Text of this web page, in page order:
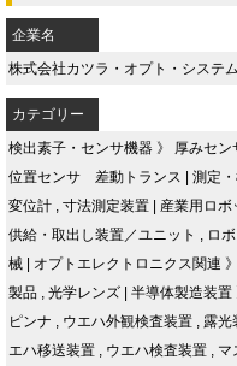
企業名
株式会社カツラ・オプト・システ
カテゴリー
検出素子・センサ機器 》 厚みセン
位置センサ 差動トランス
測定
変位計 , 寸法測定装置 産業用ロボ
供給・取出し装置／ユニット , ロ
械
オプトエレクトロニクス関連 》
製品 , 光学レンズ 半導体製造装置
ピンナ , ウエハ外観検査装置 , 露光
エハ移送装置 , ウエハ検査装置 , マ